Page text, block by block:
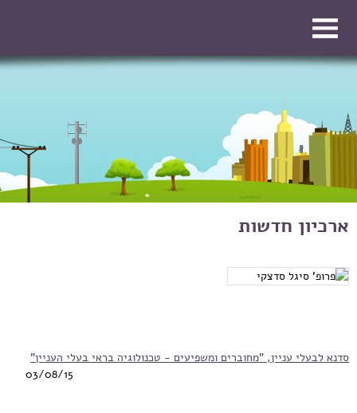
ארכיון חדשות
סדנא לבעלי עניין, "מחוברים ומשפיעים - טכנולוגיה בראי בעלי העניין"
03/08/15
עמודים